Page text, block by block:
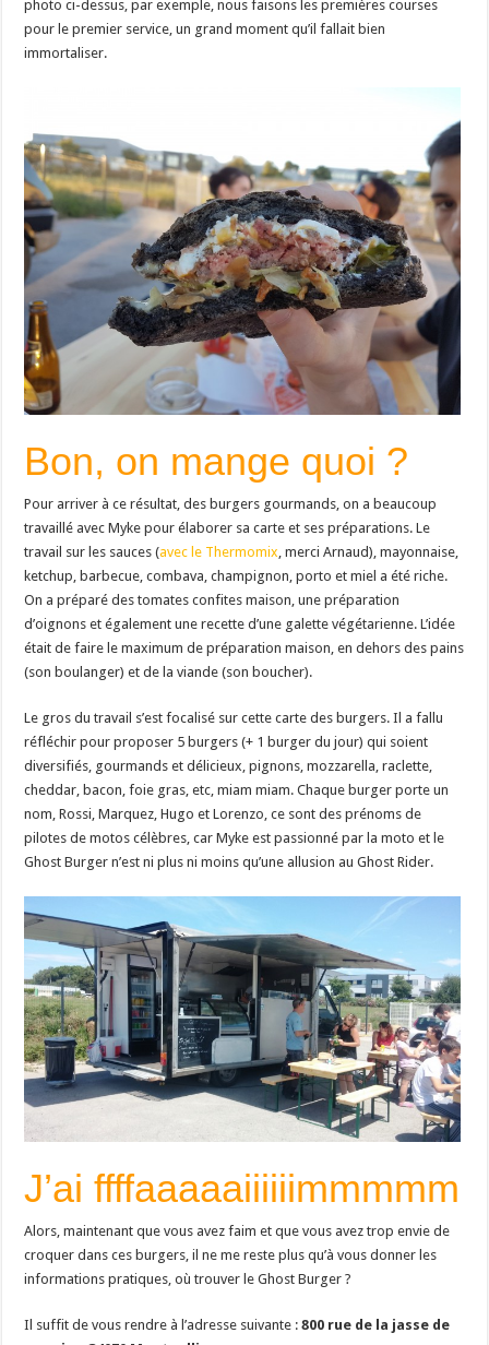
photo ci-dessus, par exemple, nous faisons les premières courses
pour le premier service, un grand moment qu’il fallait bien
immortaliser.
Bon, on mange quoi ?
Pour arriver à ce résultat, des burgers gourmands, on a beaucoup
travaillé avec Myke pour élaborer sa carte et ses préparations. Le
travail sur les sauces (avec le Thermomix , merci Arnaud), mayonnaise,
ketchup, barbecue, combava, champignon, porto et miel a été riche.
On a préparé des tomates confites maison, une préparation
d’oignons et également une recette d’une galette végétarienne. L’idée
était de faire le maximum de préparation maison, en dehors des pains
(son boulanger) et de la viande (son boucher).
Le gros du travail s’est focalisé sur cette carte des burgers. Il a fallu
réfléchir pour proposer 5 burgers (+ 1 burger du jour) qui soient
diversifiés, gourmands et délicieux, pignons, mozzarella, raclette,
cheddar, bacon, foie gras, etc, miam miam. Chaque burger porte un
nom, Rossi, Marquez, Hugo et Lorenzo, ce sont des prénoms de
pilotes de motos célèbres, car Myke est passionné par la moto et le
Ghost Burger n’est ni plus ni moins qu’une allusion au Ghost Rider.
J’ai ffffaaaaaiiiiiimmmmm
Alors, maintenant que vous avez faim et que vous avez trop envie de
croquer dans ces burgers, il ne me reste plus qu’à vous donner les
informations pratiques, où trouver le Ghost Burger ?
Il suffit de vous rendre à l’adresse suivante :800 rue de la jasse de